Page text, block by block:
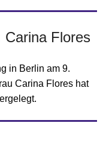
Carina Flores
in Berlin am 9.
Carina Flores hat